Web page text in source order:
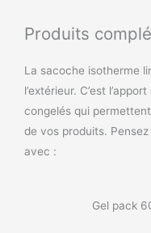
Produits
La sacoche isotherme
l’extérieur. C’est
congelés qui
de vos produits.
avec :
Gel pack